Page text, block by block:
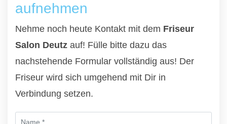
aufnehmen
Nehme noch heute Kontakt mit dem Friseur
Salon Deutz auf! Fülle bitte dazu das
nachstehende Formular vollständig aus! Der
Friseur wird sich umgehend mit Dir in
Verbindung setzen.